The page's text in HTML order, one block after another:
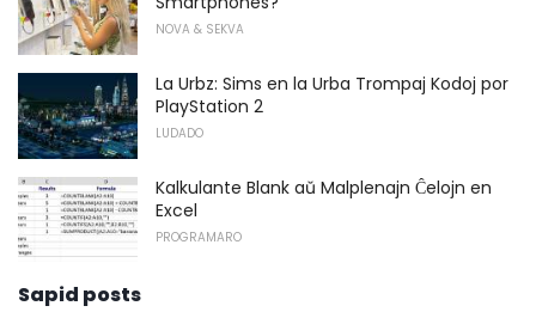
NOVA & SEKVA
La Urbz: Sims en la Urba Trompaj Kodoj por
PlayStation 2
LUDADO
Kalkulante Blank aŭ Malplenajn Ĉelojn en
Excel
PROGRAMARO
Sapid posts